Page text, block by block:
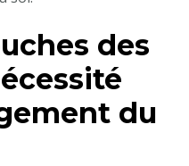
des
du